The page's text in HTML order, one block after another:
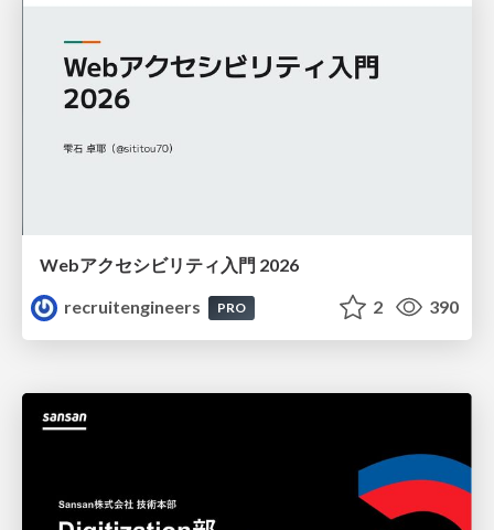
Webアクセシビリティ入門 2026
recruitengineers
PRO 2 390